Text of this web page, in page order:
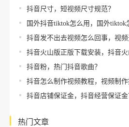
抖音尺寸，短视频尺寸规范？
国外抖音tiktok怎么用，国外tiktok
抖音发不出去视频怎么回事，视频
抖音火山版正版下载安装，抖音火
抖音粉，热门抖音歌曲？
抖音怎么制作视频教程，视频制作
抖音店铺保证金，抖音经营保证金
热门文章